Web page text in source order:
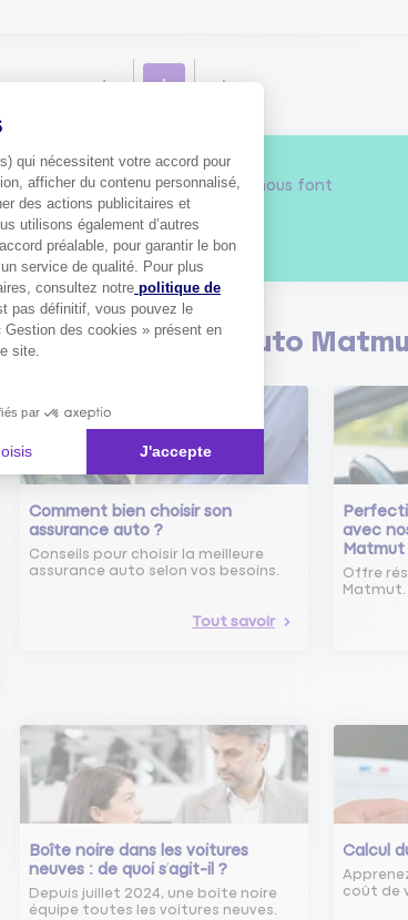
1
Plus de4 millions de sociétaires
nous font
confiance.
Pourquoi pas vous ?
lesconseils Auto
Comment bien choisir son
assurance auto ?
Conseils pour choisir la meilleure
assurance auto selon vos besoins.
Tout savoir
avec
Matmut
Offre
Matmut.
Boîte noire dans les voitures
neuves : de quoi s’agit-il ?
Depuis juillet 2024, une boîte noire
équipe toutes les voitures neuves.
Calcul
coût de
qui nécessitent votre accord pour
afficher du contenu personnalisé,
des actions publicitaires et
utilisons également d’autres
préalable, pour garantir le bon
service de qualité. Pour plus
consultez notre politique de
pas définitif, vous pouvez le
des cookies » présent en
site.
par
J'accepte